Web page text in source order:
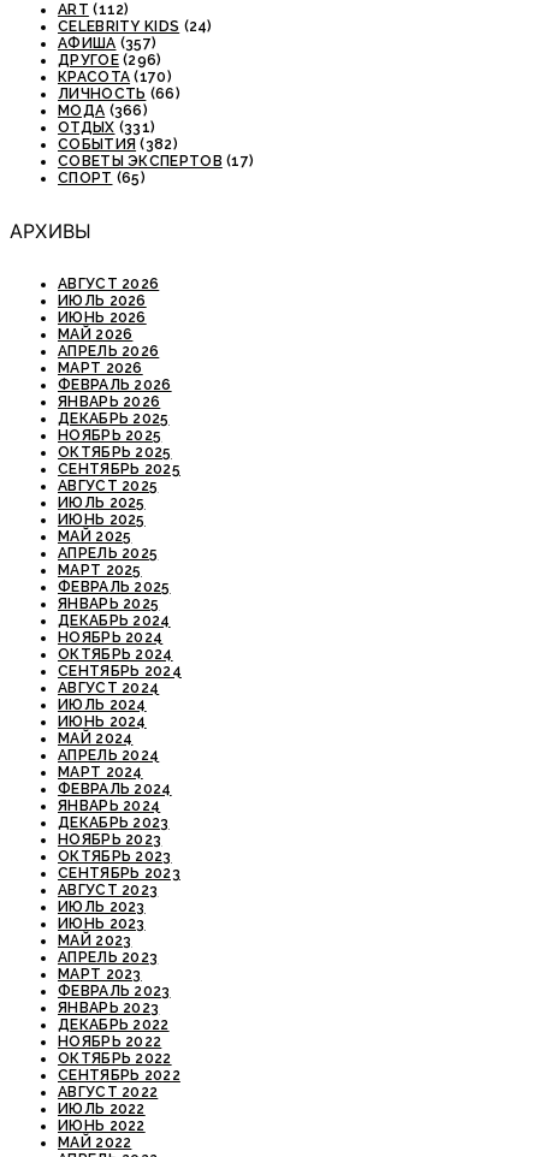
ART (112)
CELEBRITY KIDS (24)
АФИША (357)
ДРУГОЕ(296)
КРАСОТА (170)
ЛИЧНОСТЬ (66)
МОДА (366)
ОТДЫХ (331)
СОБЫТИЯ (382)
СОВЕТЫ ЭКСПЕРТОВ (17)
СПОРТ (65)
АРХИВЫ
АВГУСТ 2026
ИЮЛЬ 2026
ИЮНЬ 2026
МАЙ 2026
АПРЕЛЬ 2026
МАРТ 2026
ФЕВРАЛЬ 2026
ЯНВАРЬ 2026
ДЕКАБРЬ 2025
НОЯБРЬ 2025
ОКТЯБРЬ 2025
СЕНТЯБРЬ 2025
АВГУСТ 2025
ИЮЛЬ 2025
ИЮНЬ 2025
МАЙ 2025
АПРЕЛЬ 2025
МАРТ 2025
ФЕВРАЛЬ 2025
ЯНВАРЬ 2025
ДЕКАБРЬ 2024
НОЯБРЬ 2024
ОКТЯБРЬ 2024
СЕНТЯБРЬ 2024
АВГУСТ 2024
ИЮЛЬ 2024
ИЮНЬ 2024
МАЙ 2024
АПРЕЛЬ 2024
МАРТ 2024
ФЕВРАЛЬ 2024
ЯНВАРЬ 2024
ДЕКАБРЬ 2023
НОЯБРЬ 2023
ОКТЯБРЬ 2023
СЕНТЯБРЬ 2023
АВГУСТ 2023
ИЮЛЬ 2023
ИЮНЬ 2023
МАЙ 2023
АПРЕЛЬ 2023
МАРТ 2023
ФЕВРАЛЬ 2023
ЯНВАРЬ 2023
ДЕКАБРЬ 2022
НОЯБРЬ 2022
ОКТЯБРЬ 2022
СЕНТЯБРЬ 2022
АВГУСТ 2022
ИЮЛЬ 2022
ИЮНЬ 2022
МАЙ 2022